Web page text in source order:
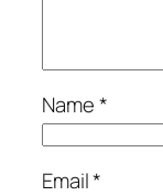
Name*
Email*